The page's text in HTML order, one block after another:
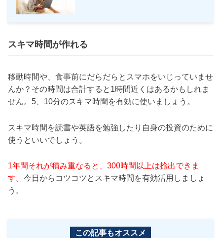
スキマ時間が作れる
移動時間や、食事前にだらだらとスマホをいじっていませ
んか？その時間は合計すると1時間近くはあるかもしれま
せん。5、10分のスキマ時間を有効に使いましょう。
スキマ時間を読書や英語を勉強したり自身の投資のために
使うといいでしょう。
1年間それが積み重なると、300時間以上は捻出できま
す。 今日からコツコツとスキマ時間を有効活用しましょ
う。
この記事もオススメ